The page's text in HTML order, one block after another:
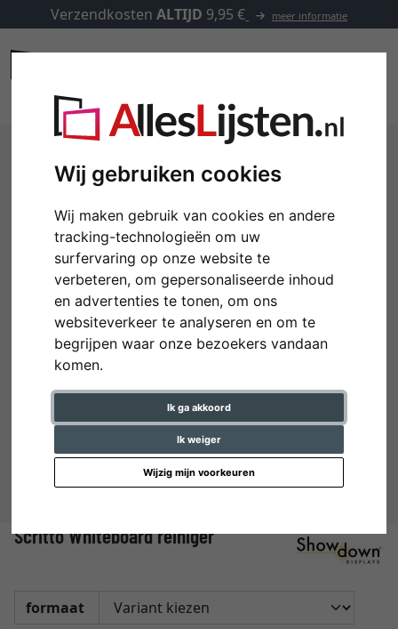
Wij gebruiken cookies
Wij maken gebruik van cookies en andere
tracking-technologieën om uw
surfervaring op onze website te
verbeteren, om gepersonaliseerde inhoud
en advertenties te tonen, om ons
websiteverkeer te analyseren en om te
begrijpen waar onze bezoekers vandaan
komen.
Ik ga akkoord
Ik weiger
Wijzig mijn voorkeuren
Verzendkosten ALTIJD 9,95 € meer informatie
Scritto Whiteboard reiniger
formaat